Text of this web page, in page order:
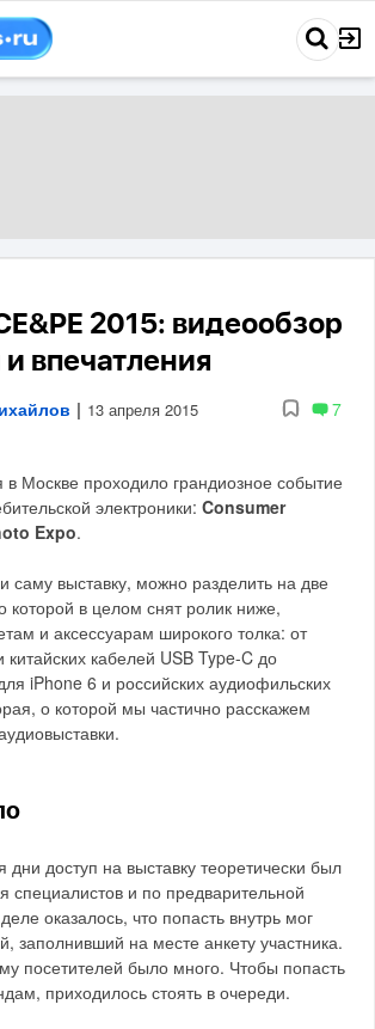
2015: видеообзор
впечатления
| 13 апреля 2015 7
Москве проходило грандиозное событие
электроники:Consumer
Expo.
саму выставку, можно разделить на две
которой в целом снят ролик ниже,
и аксессуарам широкого толка: от
кабелей USB Type-C до
iPhone 6 и российских аудиофильских
о которой мы частично расскажем
доступ на выставку теоретически был
специалистов и по предварительной
оказалось, что попасть внутрь мог
на месте анкету участника.
посетителей было много. Чтобы попасть
приходилось стоять в очереди.